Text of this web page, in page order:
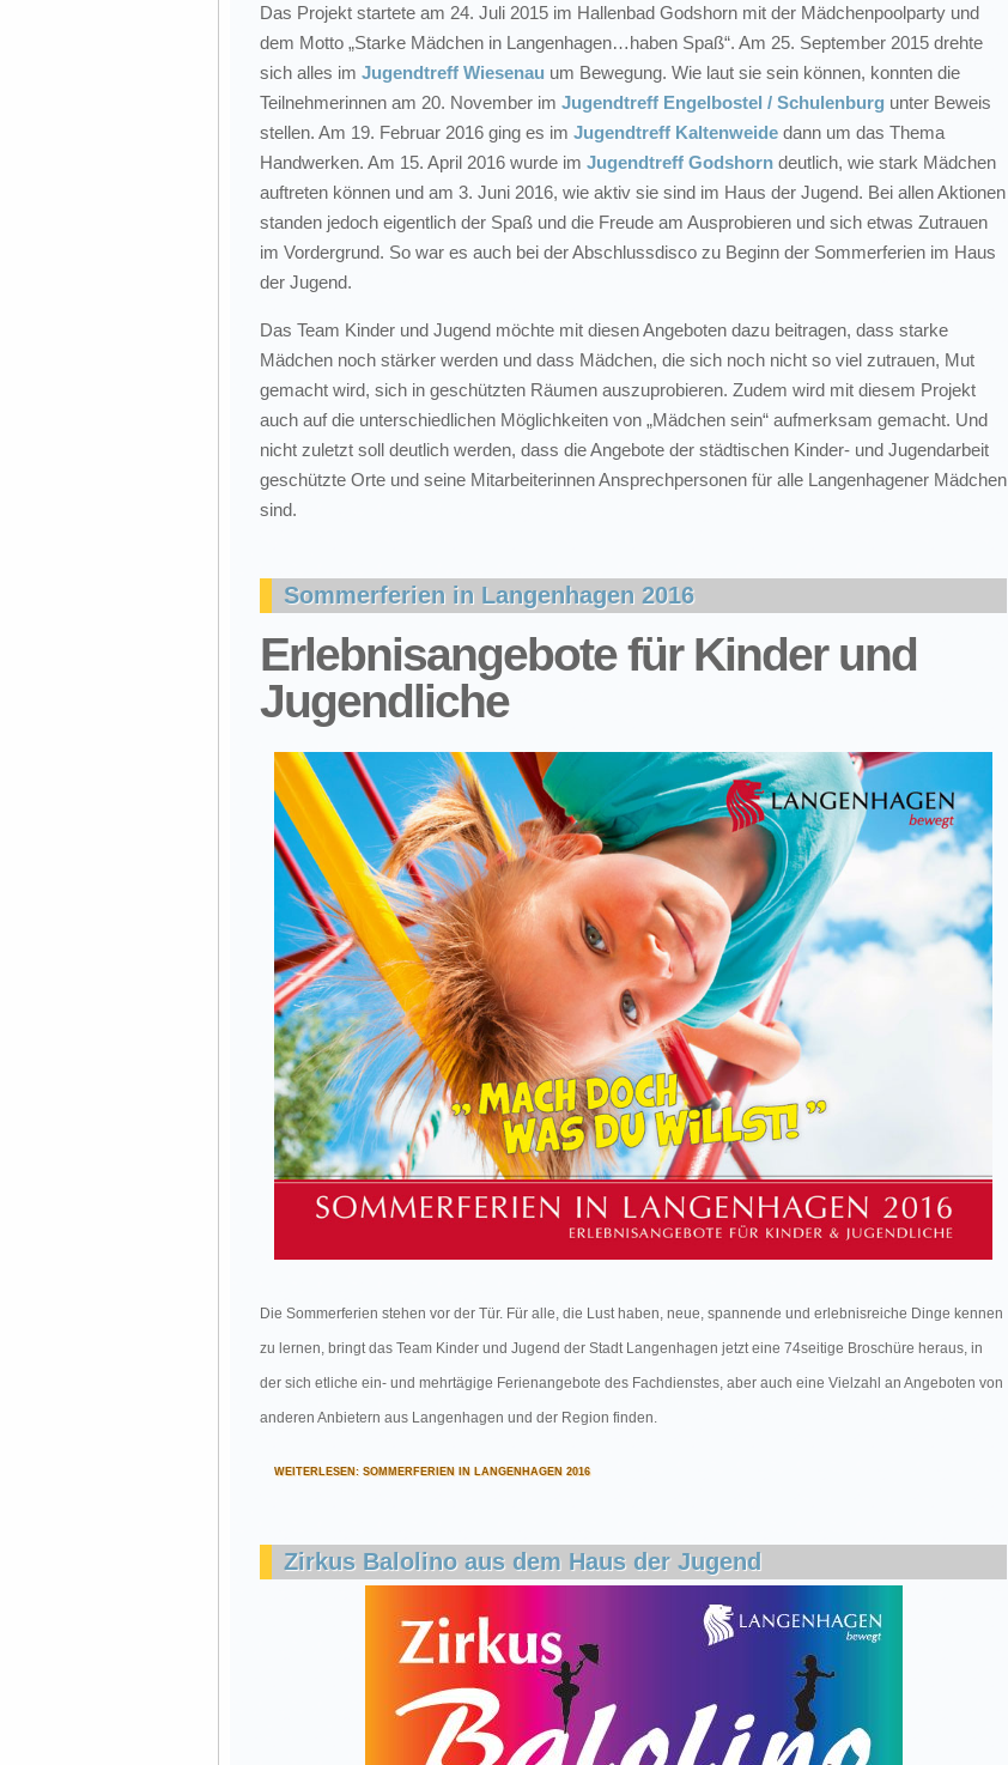
Das Projekt startete am 24. Juli 2015 im Hallenbad Godshorn mit der Mädchenpoolparty und
dem Motto „Starke Mädchen in Langenhagen…haben Spaß“. Am 25. September 2015 drehte
sich alles im Jugendtreff Wiesenau um Bewegung. Wie laut sie sein können, konnten die
Teilnehmerinnen am 20. November im Jugendtreff Engelbostel / Schulenburg unter Beweis
stellen. Am 19. Februar 2016 ging es im Jugendtreff Kaltenweide dann um das Thema
Handwerken. Am 15. April 2016 wurde im Jugendtreff Godshorn deutlich, wie stark Mädchen
auftreten können und am 3. Juni 2016, wie aktiv sie sind im Haus der Jugend. Bei allen Aktionen
standen jedoch eigentlich der Spaß und die Freude am Ausprobieren und sich etwas Zutrauen
im Vordergrund. So war es auch bei der Abschlussdisco zu Beginn der Sommerferien im Haus
der Jugend.
Das Team Kinder und Jugend möchte mit diesen Angeboten dazu beitragen, dass starke
Mädchen noch stärker werden und dass Mädchen, die sich noch nicht so viel zutrauen, Mut
gemacht wird, sich in geschützten Räumen auszuprobieren. Zudem wird mit diesem Projekt
auch auf die unterschiedlichen Möglichkeiten von „Mädchen sein“ aufmerksam gemacht. Und
nicht zuletzt soll deutlich werden, dass die Angebote der städtischen Kinder- und Jugendarbeit
geschützte Orte und seine Mitarbeiterinnen Ansprechpersonen für alle Langenhagener Mädchen
sind.
Sommerferien in Langenhagen 2016
Erlebnisangebote für Kinder und
Jugendliche
Die Sommerferien stehen vor der Tür. Für alle, die Lust haben, neue, spannende und erlebnisreiche Dinge kennen
zu lernen, bringt das Team Kinder und Jugend der Stadt Langenhagen jetzt eine 74seitige Broschüre heraus, in
der sich etliche ein- und mehrtägige Ferienangebote des Fachdienstes, aber auch eine Vielzahl an Angeboten von
anderen Anbietern aus Langenhagen und der Region finden.
WEITERLESEN: SOMMERFERIEN IN LANGENHAGEN 2016
Zirkus Balolino aus dem Haus der Jugend